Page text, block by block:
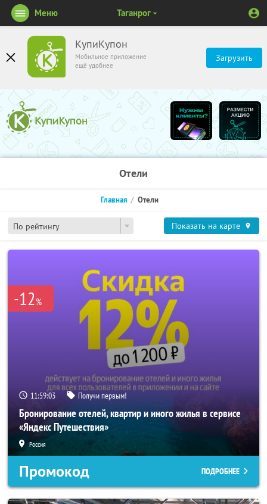
КупиКупон
Мобильное приложение
ещё удобнее
Загрузить
Меню Таганрог
Отели
По рейтингу
Главная Отели
Показать на карте
-12%
11:59:01 Получи первым!
Бронирование отелей, квартир и иного жилья в сервисе
«Яндекс Путешествия»
Россия
Промокод ПОДРОБНЕЕ